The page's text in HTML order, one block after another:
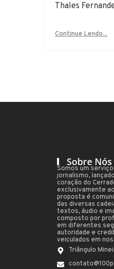
Thales
Continue Lendo...
Sobre Nós
Somos um
jornalismo,
coração do
exclusivamente
proposta é
das diversas
textos, áudio e
composto por
em diferentes
autoridade e
veiculados em
Triângulo